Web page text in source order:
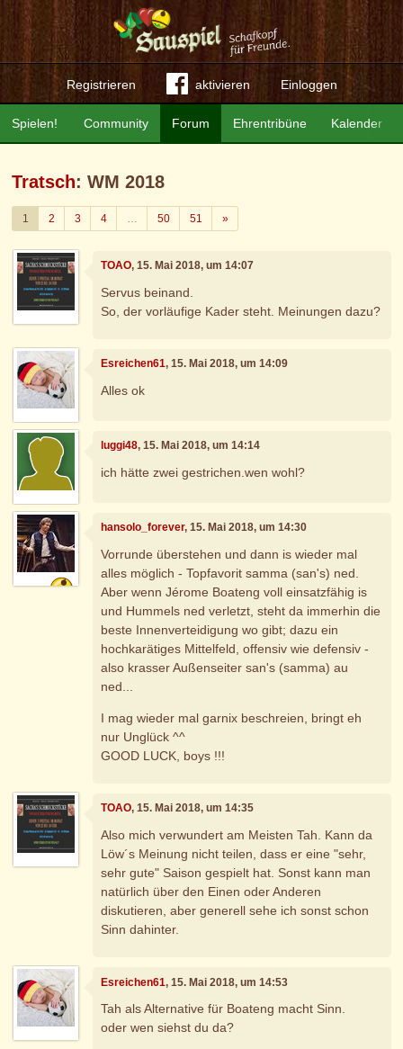
Registrieren aktivieren Einloggen
Community Forum Ehrentribüne Kalender
Spielen!
Tratsch: WM 2018
1 2 3 4 … 50 51 »Weiter
TOAO, 15. Mai 2018, um 14:07
Servus beinand.
So, der vorläufige Kader steht. Meinungen dazu?
Esreichen61, 15. Mai 2018, um 14:09
Alles ok
luggi48, 15. Mai 2018, um 14:14
ich hätte zwei gestrichen.wen wohl?
hansolo_forever, 15. Mai 2018, um 14:30
Vorrunde überstehen und dann is wieder mal
alles möglich - Topfavorit samma (san's) ned.
Aber wenn Jérome Boateng voll einsatzfähig is
und Hummels ned verletzt, steht da immerhin die
beste Innenverteidigung wo gibt; dazu ein
hochkarätiges Mittelfeld, offensiv wie defensiv -
also krasser Außenseiter san's (samma) au
ned...
I mag wieder mal garnix beschreien, bringt eh
nur Unglück ^^
GOOD LUCK, boys !!!
TOAO, 15. Mai 2018, um 14:35
Also mich verwundert am Meisten Tah. Kann da
Löw´s Meinung nicht teilen, dass er eine "sehr,
sehr gute" Saison gespielt hat. Sonst kann man
natürlich über den Einen oder Anderen
diskutieren, aber generell sehe ich sonst schon
Sinn dahinter.
Esreichen61, 15. Mai 2018, um 14:53
Tah als Alternative für Boateng macht Sinn.
oder wen siehst du da?